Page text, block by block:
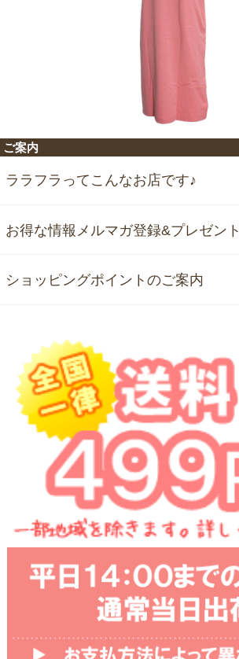
ご案内
ララフラってこんなお店です♪
お得な情報メルマガ登録&プレゼント
ショッピングポイントのご案内